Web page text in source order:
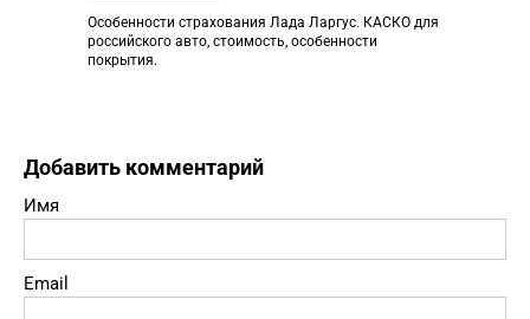
Особенности страхования Лада Ларгус. КАСКО для
российского авто, стоимость, особенности
покрытия.
Добавить комментарий
Имя
Email